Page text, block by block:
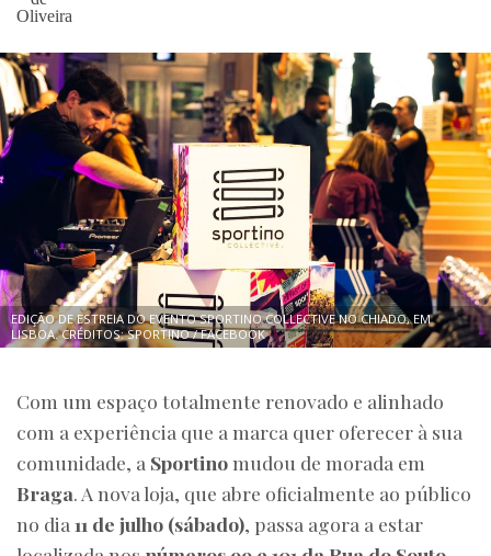
EDIÇÃO DE ESTREIA DO EVENTO SPORTINO COLLECTIVE NO CHIADO, EM
LISBOA. CRÉDITOS: SPORTINO / FACEBOOK
Com um espaço totalmente renovado e alinhado
com a experiência que a marca quer oferecer à sua
comunidade, a Sportinomudou de morada em
Braga. A nova loja, que abre oficialmente ao público
no dia 11 de julho (sábado), passa agora a estar